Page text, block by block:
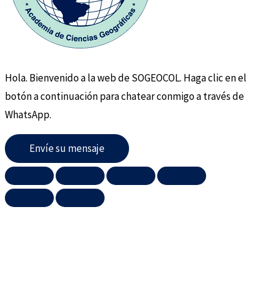
Hola. Bienvenido a la web de SOGEOCOL. Haga clic en el
botón a continuación para chatear conmigo a través de
WhatsApp.
Envíe su mensaje